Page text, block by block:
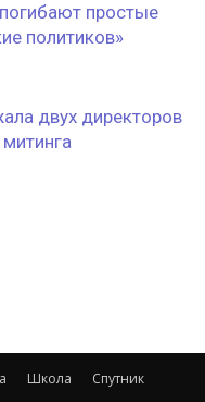
простые
политиков»
двух директоров
Школа
Спутник